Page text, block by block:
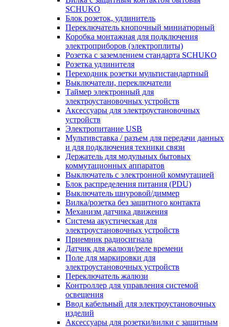
SCHUKO
Блок розеток, удлинитель
Переключатель кнопочный миниатюрный
Коробка монтажная для подключения
электроприборов (электроплиты)
Розетка с заземлением стандарта SCHUKO
Розетка удлинителя
Переходник розетки мультистандартный
Выключатели, переключатели
Таймер электронный для
электроустановочных устройств
Аксессуары для электроустановочных
устройств
Электропитание USB
Мультивставка / разъем для передачи данных
и для подключения техники связи
Держатель для модульных бытовых
коммутационных аппаратов
Выключатель с электронной коммутацией
Блок распределения питания (PDU)
Выключатель шнуровой/диммер
Вилка/розетка без защитного контакта
Механизм датчика движения
Система акустическая для
электроустановочных устройств
Приемник радиосигнала
Датчик для жалюзи/реле времени
Поле для маркировки для
электроустановочных устройств
Переключатель жалюзи
Контроллер для управления системой
освещения
Ввод кабельный для электроустановочных
изделий
Аксессуары для розетки/вилки с защитным